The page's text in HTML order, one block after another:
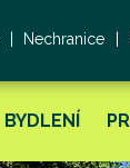
Nechranice
BYDLENÍ